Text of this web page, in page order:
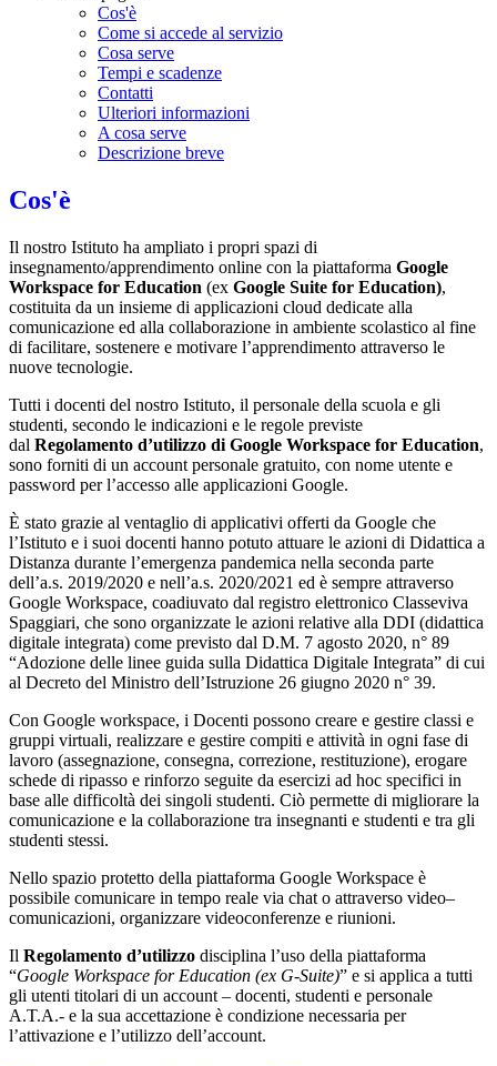
Cos'è
Come si accede al servizio
Cosa serve
Tempi e scadenze
Contatti
Ulteriori informazioni
A cosa serve
Descrizione breve
Cos'è
Il nostro Istituto ha ampliato i propri spazi di
insegnamento/apprendimento online con la piattaforma Google
Workspace for Education (ex Google Suite for Education),
costituita da un insieme di applicazioni cloud dedicate alla
comunicazione ed alla collaborazione in ambiente scolastico al fine
di facilitare, sostenere e motivare l’apprendimento attraverso le
nuove tecnologie.
Tutti i docenti del nostro Istituto, il personale della scuola e gli
studenti, secondo le indicazioni e le regole previste
dal Regolamento d’utilizzo di Google Workspace for Education,
sono forniti di un account personale gratuito, con nome utente e
password per l’accesso alle applicazioni Google.
È stato grazie al ventaglio di applicativi offerti da Google che
l’Istituto e i suoi docenti hanno potuto attuare le azioni di Didattica a
Distanza durante l’emergenza pandemica nella seconda parte
dell’a.s. 2019/2020 e nell’a.s. 2020/2021 ed è sempre attraverso
Google Workspace, coadiuvato dal registro elettronico Classeviva
Spaggiari, che sono organizzate le azioni relative alla DDI (didattica
digitale integrata) come previsto dal D.M. 7 agosto 2020, n° 89
“Adozione delle linee guida sulla Didattica Digitale Integrata” di cui
al Decreto del Ministro dell’Istruzione 26 giugno 2020 n° 39.
Con Google workspace, i Docenti possono creare e gestire classi e
gruppi virtuali, realizzare e gestire compiti e attività in ogni fase di
lavoro (assegnazione, consegna, correzione, restituzione), erogare
schede di ripasso e rinforzo seguite da esercizi ad hoc specifici in
base alle difficoltà dei singoli studenti. Ciò permette di migliorare la
comunicazione e la collaborazione tra insegnanti e studenti e tra gli
studenti stessi.
Nello spazio protetto della piattaforma Google Workspace è
possibile comunicare in tempo reale via chat o attraverso video–
comunicazioni, organizzare videoconferenze e riunioni.
Il Regolamento d’utilizzo disciplina l’uso della piattaforma
“Google Workspace for Education (ex G-Suite)” e si applica a tutti
gli utenti titolari di un account – docenti, studenti e personale
A.T.A.- e la sua accettazione è condizione necessaria per
l’attivazione e l’utilizzo dell’account.